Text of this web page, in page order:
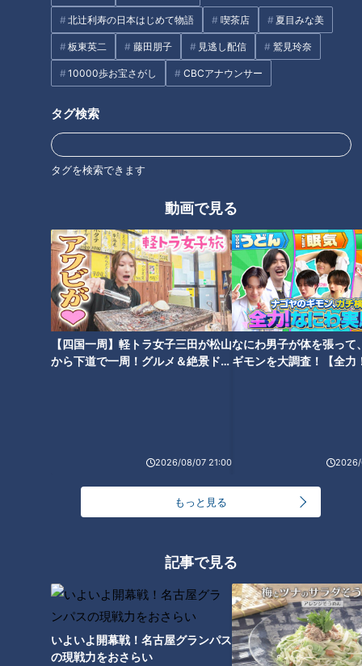
北辻利寿の日本はじめて物語 喫茶店 夏目みな美
板東英二 藤田朋子 見逃し配信 鷲見玲奈
10000歩お宝さがし CBCアナウンサー
タグ検索
タグを検索できます
動画で見る
【四国一周】軽トラ女子三田が松山
から下道で一周！グルメ＆絶景ドラ
2026/08/07 21:00
なにわ男子が体を張って
ギモンを大調査！【全力
2026/
もっと見る
記事で見る
いよいよ開幕戦！名古屋グランパス
の現戦力をおさらい
来そうなルートに柵を作るとか、クマが人里でも隠れやすい藪
や草むらを取り除くとか、対策も挙がっていた。しかし、今や
そんなことでは、クマによる被害を防ぐことができないところ
まで事態はひっ迫している。秋と言えば、運動会を中心にした
中止にする自治体も多い。
自衛隊の派遣を要請
クマによる人身被害が多い秋田県が、防衛省に自衛隊の派遣を
を駆除しているそうだが、それではとても追いつけないほど
自衛隊は、法律でクマに対して武器を使うことはできないた
め、捕獲に向けての後方支援となる。早速、陸上自衛隊と秋田
県によって、猟友会のメンバーも交えての訓練が始まった。